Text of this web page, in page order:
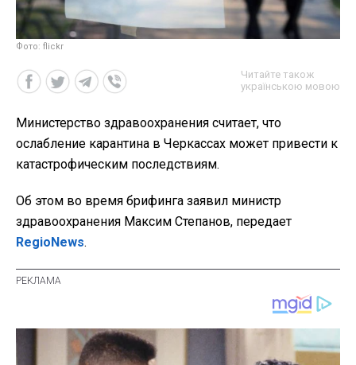
Фото: flickr
Читайте також
українською мовою
Министерство здравоохранения считает, что
ослабление карантина в Черкассах может привести к
катастрофическим последствиям.
Об этом во время брифинга заявил министр
здравоохранения Максим Степанов, передает
RegioNews.